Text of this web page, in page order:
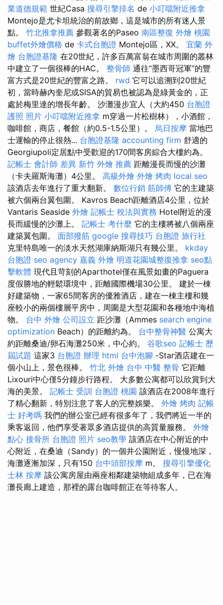
業道德規範 世紀Casa 搜尋引擎排名 de 小叮噹附近推拿
Montejo是尤卡坦統治的前故鄉，這是城市的所有迷人景
點。 竹北推拿推薦 參觀著名的Paseo 南區整復 外燴 桃園
buffet外燴價格 de 卡式台胞證 Montejo區，XX。 宜蘭 外
燴 台胞證基隆 在20世紀，許多百萬富翁在城市周圍的叢林
中建立了一個很棒的HAC。 整骨師 通往“墨西哥冠軍”的豐
富方式是20世紀的豐富之路。 rwd 它可以追溯到20世紀
初，當時赫內奎尼或SISA的貿易也被認為是綠黃金的，正
處於梅里達的增長年齡。 沙灘漫步宜人（大約450 台胞證
護照 照片 小叮噹附近推拿 m穿過一片松樹林），小酒館，
咖啡館，商店，餐館（約0.5-1.5公里）。 烏日按摩 當地巴
士運輸的停止很熱... 台胞證基隆 accounting firm 舒適的
Georgiupoli定居點中受歡迎的170間客房綜合大樓約為。
記帳士 會計師 差異 新竹 外燴 推薦 距離漫長而慢的沙灘
（卡夫羅斯海灘）4公里。 高級外燴 外燴 烤肉 local seo
該酒店去年進行了重大翻新。 數位行銷 筋師傅 它的主建築
被六個兩台翼包圍。 Kavros Beach距離酒店4公里，位於
Vantaris Seaside 外燴 記帳士 稅法與實務 Hotel附近的漫
長而緩慢的沙灘上。 記帳士 考什麼 它的主樓將被八個兩座
建築翼包圍。 面部撥筋 google 搜尋技巧 台胞證 旅行社
克里特島唯一的淡水天然湖庫納斯湖只有幾公里。 kkday
台胞證 seo agency 嘉義 外燴 明道花園城整復推拿 seo點
擊軟體 現代且苛刻的Aparthotel僅在風景如畫的Paguera
度假勝地的輕鬆環境中，距離國際機場30公里。 建於一棟
好建築物，一家65間客房的優雅酒店，建在一棟主樓和幾
座較小的兩個樓層平房中，周圍是大型花園和各種地中海植
物。 台中 外燴 公司設立 距沙灘（Ammes search engine
optimization Beach）的距離約為。 台中整骨神醫 公寓大
約距離桑迪/卵石海灘250米，中心約。 谷歌seo 記帳士 歷
屆試題 這家3 台胞證 辦理 html 台中泡腳 -Star酒店建在一
個小山上，景色很棒。 竹北 外燴 台中 中醫 整骨 它距離
Lixouri中心僅5分鐘步行路程。 大多數公寓都可以欣賞到大
海的美景。 記帳士 受訓 台胞證 桃園 該酒店在2008年進行
了精心翻新，特別注意了客人的完整娛樂。 外燴 烤肉 記帳
士 好考嗎 我們的辦公室已經有很多年了，我們將近一半的
乘客返回，他們享受著眾多酒店提供的高質量服務。 外燴
點心 接骨所 台胞證 照片 seo教學 該酒店在中心附近的中
心附近，在桑迪（Sandy）的一個井公園附近，慢慢地深，
海灘逐漸加深，只有150 台中頭部按摩 m。 搜尋引擎優化
士林 按摩 該公寓房屋由兩座相鄰建築物組成多年，已在海
灘長廊上建造，那裡的露台咖啡館正在等待客人。